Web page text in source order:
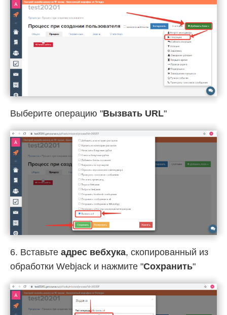
Выберите операцию "Вызвать URL"
6. Вставьте адрес вебхука, скопированный из
обработки Webjack и нажмите "Сохранить"